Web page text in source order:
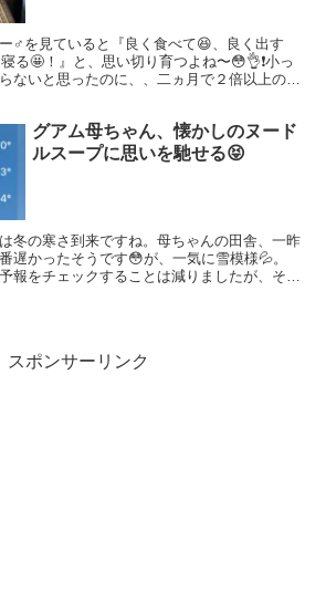
♂を見ていると『良く食べて😆、良く出す
る🤩！』と、思い切り育つよね〜😳👌❗️小っ
ないと思ったのに、、二ヵ月で２倍以上の大
グアム母ちゃん、懐かしのヌード
ルスープに思いを馳せる😝
冬の寒さ到来ですね。母ちゃんの田舎、一昨
遅かったそうです😳が、一気に雪模様💦。
報をチェックすることは減りましたが、それ
スポンサーリンク